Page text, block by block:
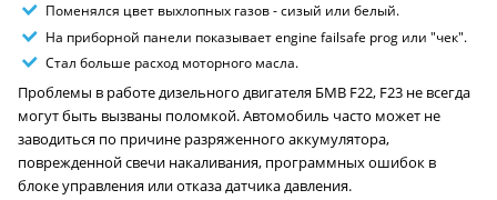
Поменялся цвет выхлопных газов - сизый или белый.
На приборной панели показывает engine failsafe prog или "чек".
Стал больше расход моторного масла.
Проблемы в работе дизельного двигателя БМВ F22, F23 не всегда
могут быть вызваны поломкой. Автомобиль часто может не
заводиться по причине разряженного аккумулятора,
поврежденной свечи накаливания, программных ошибок в
блоке управления или отказа датчика давления.